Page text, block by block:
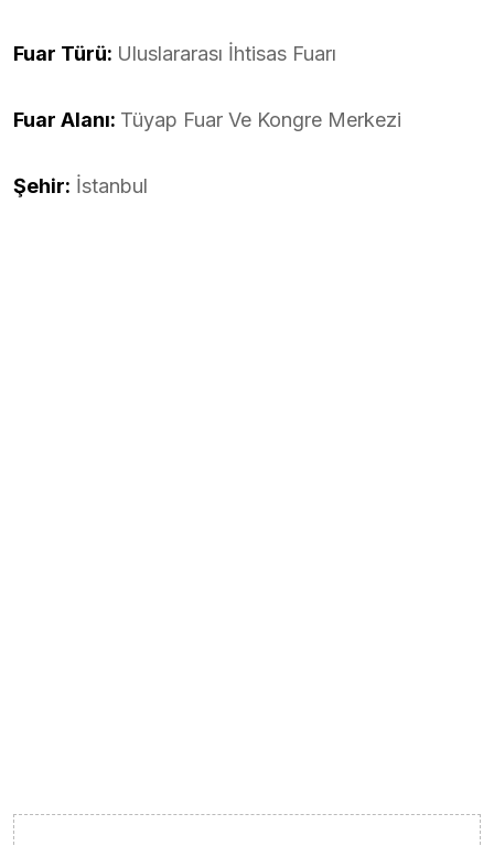
Fuar Türü: Uluslararası İhtisas Fuarı
Fuar Alanı: Tüyap Fuar Ve Kongre Merkezi
Şehir: İstanbul